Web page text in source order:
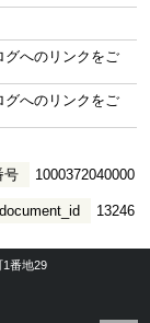
グへのリンクをご
グへのリンクをご
号 1000372040000
document_id 13246
1番地29